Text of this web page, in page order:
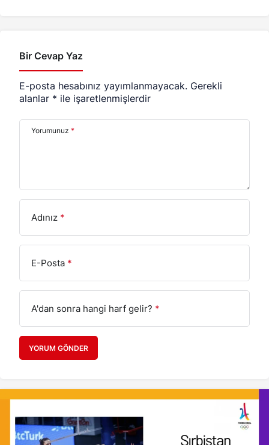
Bir Cevap Yaz
E-posta hesabınız yayımlanmayacak. Gerekli
alanlar * ile işaretlenmişlerdir
Yorumunuz *
Adınız *
E-Posta *
A'dan sonra hangi harf gelir? *
YORUM GÖNDER